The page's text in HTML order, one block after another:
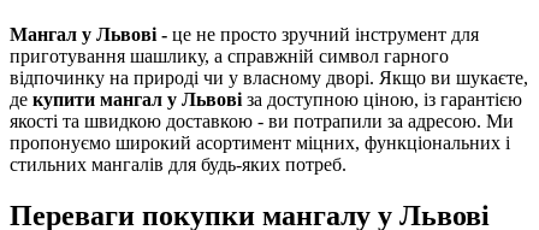
Мангал у Львові - це не просто зручний інструмент для
приготування шашлику, а справжній символ гарного
відпочинку на природі чи у власному дворі. Якщо ви шукаєте,
де купити мангал у Львові за доступною ціною, із гарантією
якості та швидкою доставкою - ви потрапили за адресою. Ми
пропонуємо широкий асортимент міцних, функціональних і
стильних мангалів для будь-яких потреб.
Переваги покупки мангалу у Львові